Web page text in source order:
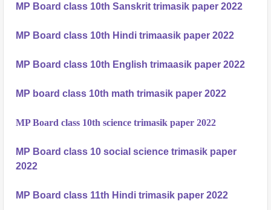
MP Board class 10th Sanskrit trimasik paper 2022
MP Board class 10th Hindi trimaasik paper 2022
MP Board class 10th English trimaasik paper 2022
MP board class 10th math trimasik paper 2022
MP Board class 10th science trimasik paper 2022
MP Board class 10 social science trimasik paper
2022
MP Board class 11th Hindi trimasik paper 2022